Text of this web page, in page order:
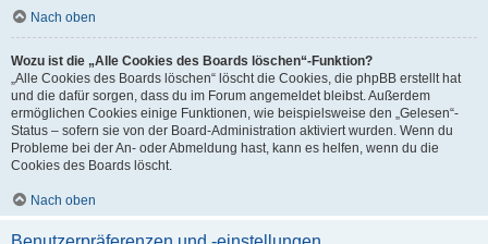
Nach oben
Wozu ist die „Alle Cookies des Boards löschen“-Funktion?
„Alle Cookies des Boards löschen“ löscht die Cookies, die phpBB erstellt hat
und die dafür sorgen, dass du im Forum angemeldet bleibst. Außerdem
ermöglichen Cookies einige Funktionen, wie beispielsweise den „Gelesen“-
Status – sofern sie von der Board-Administration aktiviert wurden. Wenn du
Probleme bei der An- oder Abmeldung hast, kann es helfen, wenn du die
Cookies des Boards löscht.
Nach oben